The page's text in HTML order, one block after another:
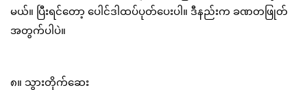
မယ်။ ပြီးရင်တော့ ပေါင်ဒါထပ်ပုတ်ပေးပါ။ ဒီနည်းက ခဏတဖြုတ်
အတွက်ပါပဲ။
၈။ သွားတိုက်ဆေး